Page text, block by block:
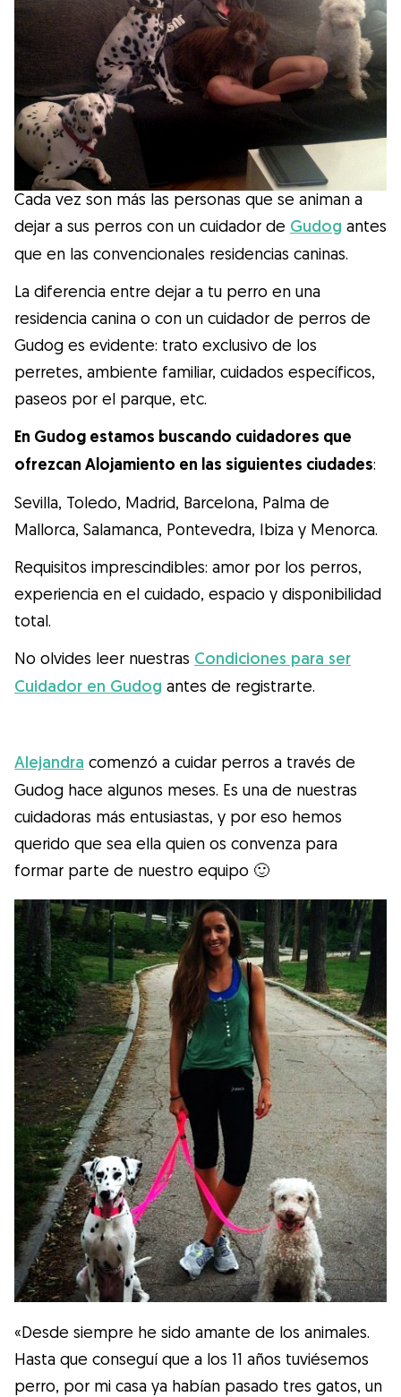
Salud
Accesorios
Educación Canina
Más contenido
Razas
Buscar cuidadores
¿Qué es Gudog?
Gudog es la forma más fácil de encontrar y
reservar con el cuidador de perros
perfecto. ¡Miles de cuidadores están
fuera un miembro más de su familia! Todas
las reservas incluyen Cobertura Veterinaria
y cancelación gratuíta
Descubre Gudog
Cada vez son más las personas que se animan a
dejar a sus perros con un cuidador de Gudog antes
que en las convencionales residencias caninas.
La diferencia entre dejar a tu perro en una
residencia canina o con un cuidador de perros de
Gudog es evidente: trato exclusivo de los
perretes, ambiente familiar, cuidados específicos,
paseos por el parque, etc.
En Gudog estamos buscando cuidadores que
ofrezcan Alojamiento en las siguientes ciudades:
Sevilla, Toledo, Madrid, Barcelona, Palma de
Mallorca, Salamanca, Pontevedra, Ibiza y Menorca.
Requisitos imprescindibles: amor por los perros,
experiencia en el cuidado, espacio y disponibilidad
total.
No olvides leer nuestras Condiciones para ser
Cuidador en Gudog antes de registrarte.
Alejandra comenzó a cuidar perros a través de
Gudog hace algunos meses. Es una de nuestras
cuidadoras más entusiastas, y por eso hemos
querido que sea ella quien os convenza para
formar parte de nuestro equipo 🙂
«Desde siempre he sido amante de los animales.
Hasta que conseguí que a los 11 años tuviésemos
perro, por mi casa ya habían pasado tres gatos, un